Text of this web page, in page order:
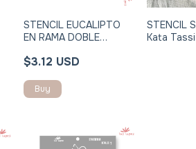
STENCIL EUCALIPTO
EN RAMA DOBLE
$3.12 USD
Buy
STENCIL
Kata